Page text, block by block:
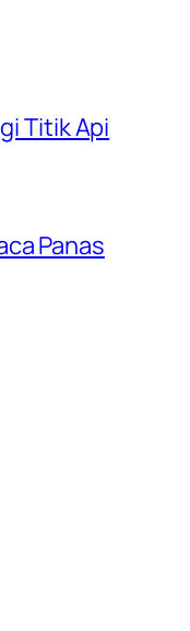
Titik Api
Panas